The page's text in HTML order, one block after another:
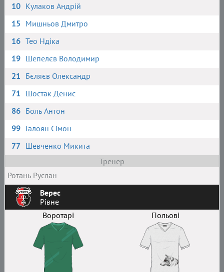
10 Кулаков Андрій
15 Мишньов Дмитро
16 Тео Ндіка
19 Шепелєв Володимир
21 Бєляєв Олександр
71 Шостак Денис
86 Боль Антон
99 Галоян Сімон
77 Шевченко Микита
Тренер
Ротань Руслан
Верес
Рівне
Воротарі
Польові